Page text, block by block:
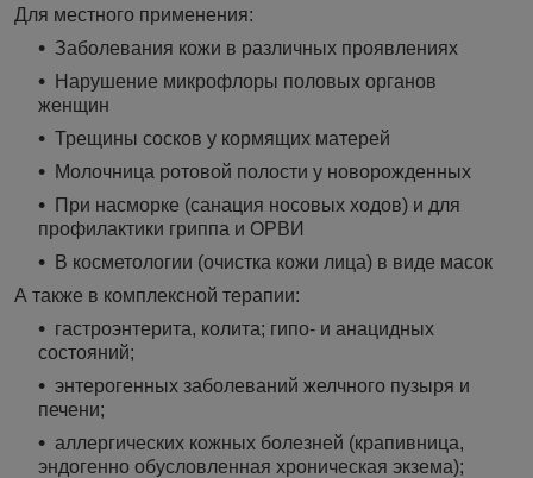
Для местного применения:
Заболевания кожи в различных проявлениях
Нарушение микрофлоры половых органов
женщин
Трещины сосков у кормящих матерей
Молочница ротовой полости у новорожденных
При насморке (санация носовых ходов) и для
профилактики гриппа и ОРВИ
В косметологии (очистка кожи лица) в виде масок
А также в комплексной терапии:
гастроэнтерита, колита; гипо- и анацидных
состояний;
энтерогенных заболеваний желчного пузыря и
печени;
аллергических кожных болезней (крапивница,
эндогенно обусловленная хроническая экзема);